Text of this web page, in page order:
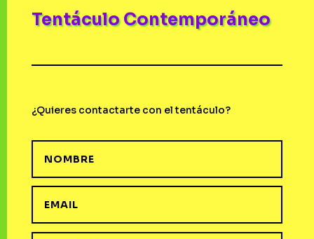
Tentáculo Contemporáneo
¿Quieres contactarte con el tentáculo?